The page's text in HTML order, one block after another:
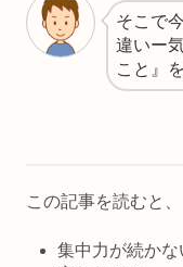
そこで
違いー
こと』
この記事を読むと、
集中力が続か